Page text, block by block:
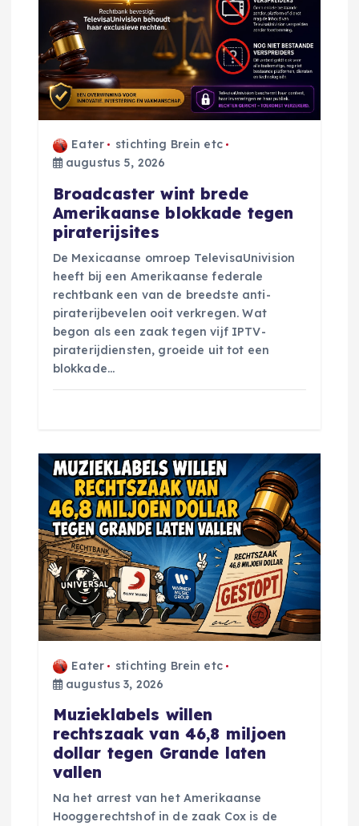
g
Eater
stichting Brein etc
augustus 5, 2026
Broadcaster wint brede
Amerikaanse blokkade tegen
piraterijsites
De Mexicaanse omroep TelevisaUnivision
heeft bij een Amerikaanse federale
rechtbank een van de breedste anti-
piraterijbevelen ooit verkregen. Wat
begon als een zaak tegen vijf IPTV-
piraterijdiensten, groeide uit tot een
blokkade…
Eater
stichting Brein etc
augustus 3, 2026
Muzieklabels willen
rechtszaak van 46,8 miljoen
dollar tegen Grande laten
vallen
Na het arrest van het Amerikaanse
Hooggerechtshof in de zaak Cox is de